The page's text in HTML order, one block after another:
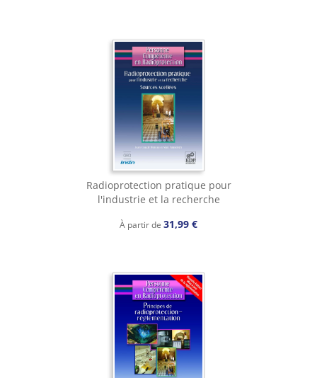
Radioprotection pratique pour
l'industrie et la recherche
À partir de 31,99 €